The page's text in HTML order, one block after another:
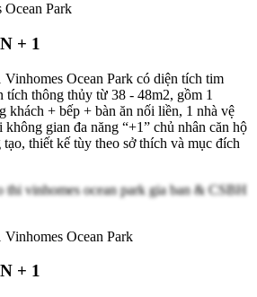
Ocean Park
+ 1
Ocean Park có diện tích tim
tích thông thủy từ 38 - 48m2, gồm 1
khách + bếp + bàn ăn nối liền, 1 nhà vệ
gian đa năng “+1” chủ nhân căn hộ
tạo, thiết kế tùy theo sở thích và mục đích
Ocean Park
+ 1